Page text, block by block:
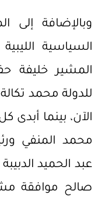
وبالإضافة إلى
السياسية
المشير خليفة
للدولة محمد
الآن، بينما
محمد المنفي
عبد الحميد
صالح موافقة